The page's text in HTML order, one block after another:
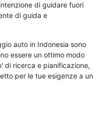
di guidare fuori
di guida e
auto in Indonesia sono
essere un ottimo modo
di ricerca e pianificazione,
per le tue esigenze a un